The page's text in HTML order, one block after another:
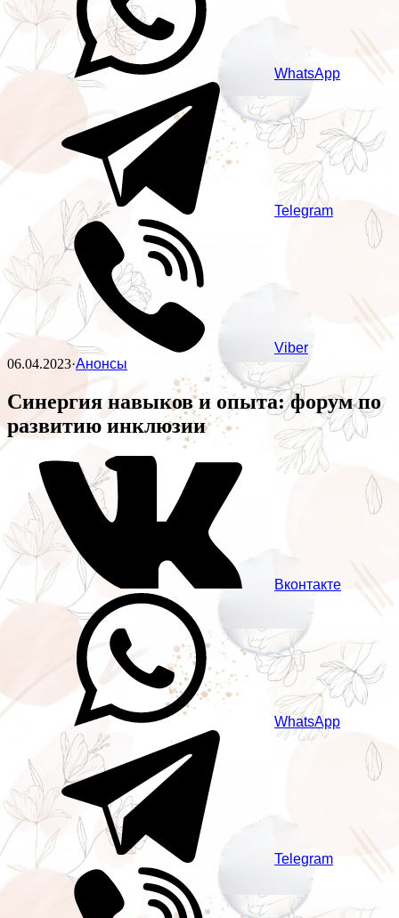
WhatsApp
Telegram
Viber
06.04.2023·Анонсы
Синергия навыков и опыта: форум по
развитию инклюзии
Вконтакте
WhatsApp
Telegram